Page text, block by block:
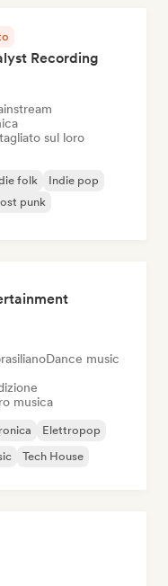
Recording
sul loro
folk
Indie pop
punk
Dance music
musica
Elettropop
Tech House